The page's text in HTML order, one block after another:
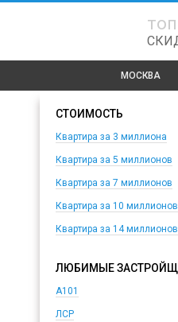
МОСКВА
СТОИМОСТЬ
Квартира за 3 миллиона
Квартира за 5 миллионов
Квартира за 7 миллионов
Квартира за 10 миллионов
Квартира за 14 миллионов
ЛЮБИМЫЕ
А101
ЛСР